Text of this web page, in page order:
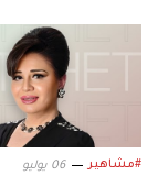
#مشاهير 06 يوليو